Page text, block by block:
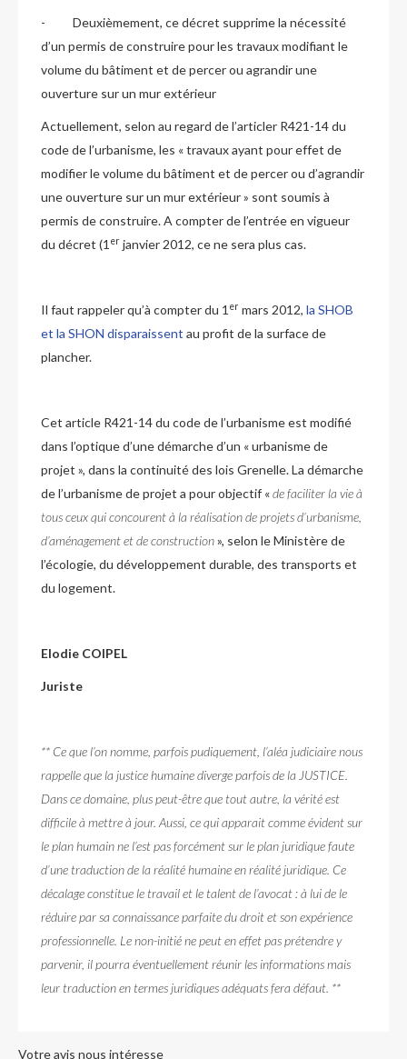
- Deuxièmement, ce décret supprime la nécessité
d’un permis de construire pour les travaux modifiant le
volume du bâtiment et de percer ou agrandir une
ouverture sur un mur extérieur
Actuellement, selon au regard de l’articler R421-14 du
code de l’urbanisme, les « travaux ayant pour effet de
modifier le volume du bâtiment et de percer ou d’agrandir
une ouverture sur un mur extérieur » sont soumis à
permis de construire. A compter de l’entrée en vigueur
du décret (1 er janvier 2012, ce ne sera plus cas.
Il faut rappeler qu’à compter du 1 er mars 2012, la SHOB
et la SHON disparaissent au profit de la surface de
plancher.
Cet article R421-14 du code de l’urbanisme est modifié
dans l’optique d’une démarche d’un « urbanisme de
projet », dans la continuité des lois Grenelle. La démarche
de l’urbanisme de projet a pour objectif «de faciliter la vie à
tous ceux qui concourent à la réalisation de projets d’urbanisme,
d’aménagement et de construction», selon le Ministère de
l’écologie, du développement durable, des transports et
du logement.
Elodie COIPEL
Juriste
** Ce que l’on nomme, parfois pudiquement, l’aléa judiciaire nous
rappelle que la justice humaine diverge parfois de la JUSTICE.
Dans ce domaine, plus peut-être que tout autre, la vérité est
difficile à mettre à jour. Aussi, ce qui apparait comme évident sur
le plan humain ne l’est pas forcément sur le plan juridique faute
d’une traduction de la réalité humaine en réalité juridique. Ce
décalage constitue le travail et le talent de l’avocat : à lui de le
réduire par sa connaissance parfaite du droit et son expérience
professionnelle. Le non-initié ne peut en effet pas prétendre y
parvenir, il pourra éventuellement réunir les informations mais
leur traduction en termes juridiques adéquats fera défaut. **
Votre avis nous intéresse